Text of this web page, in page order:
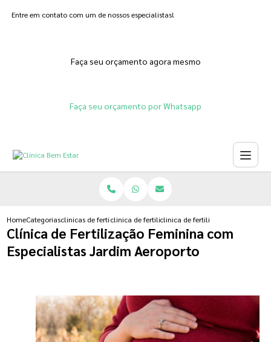
Entre em contato com um de nossos especialistas!
Faça seu orçamento agora mesmo
Faça seu orçamento por Whatsapp
HomeCategoriasclinicas de fertilizacoesclinica de fertilizacao humana natural
clinica de fertilizacao feminina
Clínica de Fertilização Feminina com
Especialistas Jardim Aeroporto